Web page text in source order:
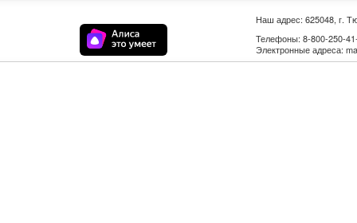
Наш адрес: 625048, г.
Телефоны: 8-800-250-
Электронные адреса: